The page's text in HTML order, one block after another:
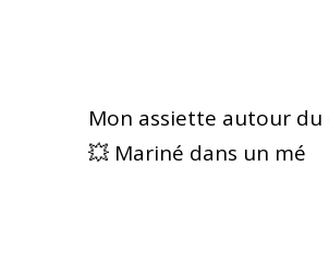
Mon assiette autour du
💥 Mariné dans un mé